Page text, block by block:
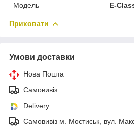
Модель
E-
Приховати
Умови доставки
Нова Пошта
Самовивіз
Delivery
Самовивіз м. Мостиськ, вул.